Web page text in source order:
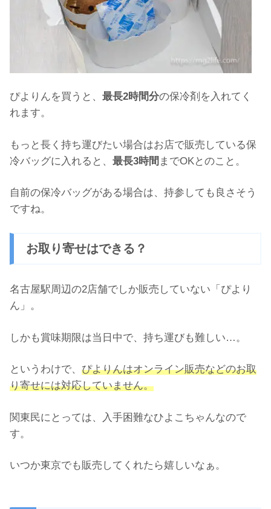
ぴよりんを買うと、 最長2時間分の保冷剤を入れてく
れます。
もっと長く持ち運びたい場合はお店で販売している保
冷バッグに入れると、 最長3時間 までOKとのこと。
自前の保冷バッグがある場合は、持参しても良さそう
ですね。
お取り寄せはできる？
名古屋駅周辺の2店舗でしか販売していない「ぴより
ん」。
しかも賞味期限は当日中で、持ち運びも難しい…。
というわけで、 ぴよりんはオンライン販売などのお取
り寄せには対応していません。
関東民にとっては、入手困難なひよこちゃんなので
す。
いつか東京でも販売してくれたら嬉しいなぁ。